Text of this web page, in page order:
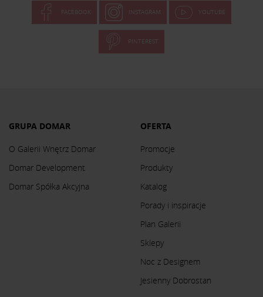
FACEBOOK INSTAGRAM YOUTUBE
PINTEREST
GRUPA DOMAR
O Galerii Wnętrz Domar
Domar Development
Domar Spółka Akcyjna
OFERTA
Promocje
Produkty
Katalog
Porady i inspiracje
Plan Galerii
Sklepy
Noc z Designem
Jesienny Dobrostan